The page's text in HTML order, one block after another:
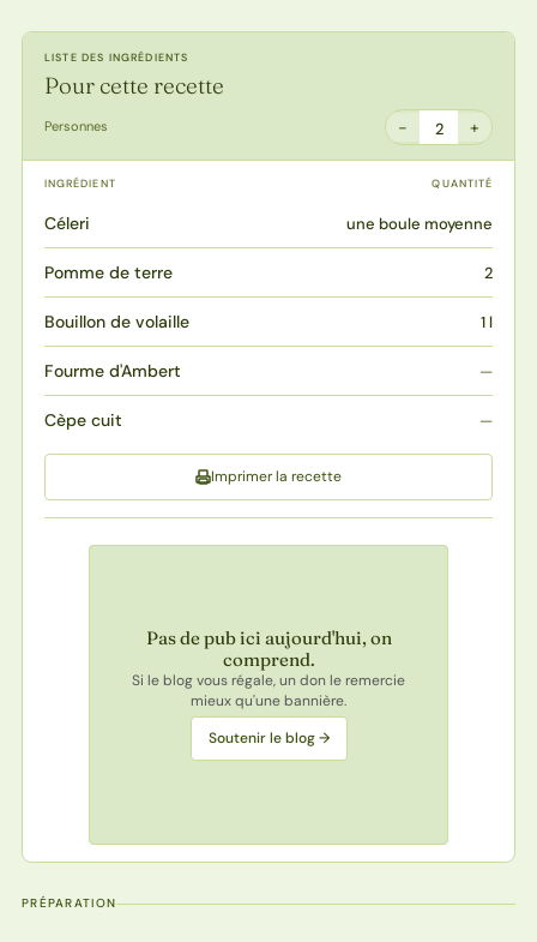
LISTE DES INGRÉDIENTS
Pour cette recette
Personnes − 2 +
INGRÉDIENT QUANTITÉ
Céleri une boule moyenne
Pomme de terre 2
Bouillon de volaille 1 l
Fourme d'Ambert —
Cèpe cuit —
Imprimer la recette
Pas de pub ici aujourd'hui, on
comprend.
Si le blog vous régale, un don le remercie
mieux qu'une bannière.
Soutenir le blog →
PRÉPARATION